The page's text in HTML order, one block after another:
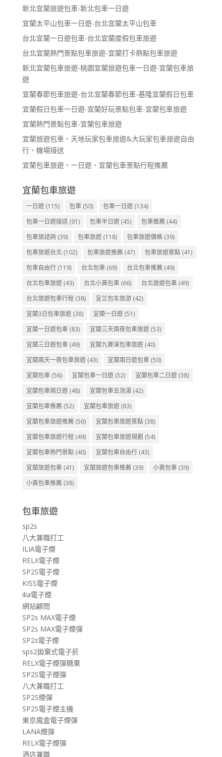
新北宜蘭旅遊包車-新北包車一日遊
宜蘭太平山包車一日遊-台北宜蘭太平山包車
台北宜蘭一日遊包車-台北宜蘭度假包車旅遊
台北宜蘭熱門景點包車旅遊-宜蘭打卡熱點包車旅遊
新北宜蘭包車旅遊-桃園宜蘭旅遊包車一日遊-宜蘭包車旅
遊
宜蘭春節包車旅遊-台北宜蘭春節包車-基隆宜蘭假日包車
宜蘭假日包車一日遊-宜蘭好玩景點包車-宜蘭包車旅遊
宜蘭熱門景點包車-宜蘭包車旅遊
宜蘭旅遊包車、天地玩家包車旅遊&大玩家包車旅遊自由
行、機場接送
宜蘭包車旅遊、一日遊、宜蘭包車景點行程推薦
宜蘭包車旅遊
一日遊(115) 包車(50) 包車一日遊(134)
包車一日遊接送(91) 包車半日遊(45) 包車推薦(44)
包車旅諮詢(39) 包車旅遊(118) 包車旅遊價格(39)
包車旅遊台北 (102) 包車旅遊推薦(47) 包車旅遊景點(41)
包車自由行(119) 台北包車(69) 台北包車推薦(49)
台北包車旅遊(43) 台北小黃包車(66) 台北旅遊包車(49)
台北旅遊包車行程 (38) 宜兰包车旅游(42)
宜蘭3日包車旅遊(38) 宜蘭一日遊(51)
宜蘭一日遊包車(83) 宜蘭三天兩夜包車旅遊(53)
宜蘭三日遊包車(49) 宜蘭九寮溪包車旅遊(40)
宜蘭兩天一夜包車旅遊(43) 宜蘭兩日遊包車(50)
宜蘭包車(56) 宜蘭包車一日遊(52) 宜蘭包車二日遊(38)
宜蘭包車兩日遊(48) 宜蘭包車去泡湯(42)
宜蘭包車推薦(52) 宜蘭包車旅遊(83)
宜蘭包車旅遊推薦(56) 宜蘭包車旅遊景點(38)
宜蘭包車旅遊行程 (49) 宜蘭包車旅遊規劃 (54)
宜蘭包車熱門景點(40) 宜蘭包車自由行(43)
宜蘭旅遊包車(41) 宜蘭旅遊包車推薦(39) 小黃包車(39)
小黃包車推薦(38)
包車旅遊
sp2s
八大兼職打工
ILIA電子煙
RELX電子煙
SP2S電子煙
KISS電子煙
ilia電子煙
網站顧問
SP2s MAX電子煙
SP2s MAX電子煙彈
SP2s電子煙
sps2拋棄式電子菸
RELX電子煙彈糖果
SP2S電子煙彈
八大兼職打工
SP2S煙彈
SP2S電子煙主機
東京魔盒電子煙彈
LANA煙彈
RELX電子煙彈
酒店兼職